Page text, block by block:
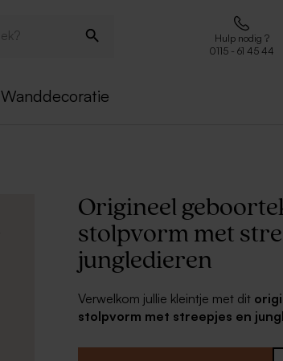
Hulp nodig ?
0115 - 61 45 44
Wanddecoratie
Origineel
stolpvorm met
jungledieren
Verwelkom jullie kleintje met dit
stolpvorm met streepjes en
en originele geboorte traktaties